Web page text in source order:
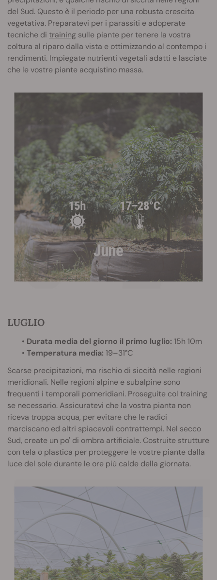
del Sud. Questo è il periodo per una robusta crescita
vegetativa. Preparatevi per i parassiti e adoperate
tecniche di training sulle piante per tenere la vostra
coltura al riparo dalla vista e ottimizzando al contempo i
rendimenti. Impiegate nutrienti vegetali adatti e lasciate
che le vostre piante acquistino massa.
LUGLIO
• Durata media del giorno il primo luglio: 15h 10m
• Temperatura media: 19–31°C
Scarse precipitazioni, ma rischio di siccità nelle regioni
meridionali. Nelle regioni alpine e subalpine sono
frequenti i temporali pomeridiani. Proseguite col training
se necessario. Assicuratevi che la vostra pianta non
riceva troppa acqua, per evitare che le radici
marciscano ed altri spiacevoli contrattempi. Nel secco
Sud, create un po' di ombra artificiale. Costruite strutture
con tela o plastica per proteggere le vostre piante dalla
luce del sole durante le ore più calde della giornata.